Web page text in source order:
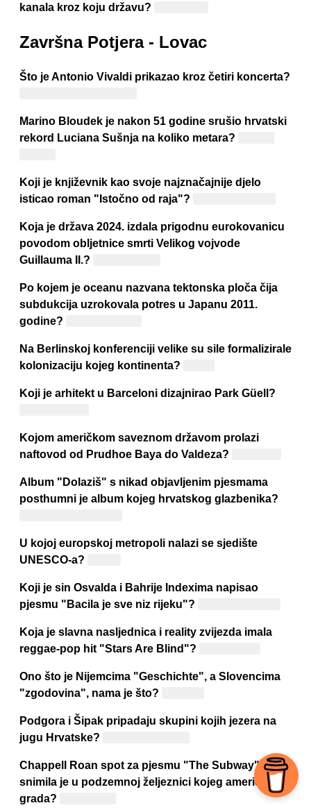
kanala kroz koju državu?
Završna Potjera - Lovac
Što je Antonio Vivaldi prikazao kroz četiri koncerta?
Marino Bloudek je nakon 51 godine srušio hrvatski
rekord Luciana Sušnja na koliko metara?
Koji je književnik kao svoje najznačajnije djelo
isticao roman "Istočno od raja"?
Koja je država 2024. izdala prigodnu eurokovanicu
povodom obljetnice smrti Velikog vojvode
Guillauma II.?
Po kojem je oceanu nazvana tektonska ploča čija
subdukcija uzrokovala potres u Japanu 2011.
godine?
Na Berlinskoj konferenciji velike su sile formalizirale
kolonizaciju kojeg kontinenta?
Koji je arhitekt u Barceloni dizajnirao Park Güell?
Kojom američkom saveznom državom prolazi
naftovod od Prudhoe Baya do Valdeza?
Album "Dolaziš" s nikad objavljenim pjesmama
posthumni je album kojeg hrvatskog glazbenika?
U kojoj europskoj metropoli nalazi se sjedište
UNESCO-a?
Koji je sin Osvalda i Bahrije Indexima napisao
pjesmu "Bacila je sve niz rijeku"?
Koja je slavna nasljednica i reality zvijezda imala
reggae-pop hit "Stars Are Blind"?
Ono što je Nijemcima "Geschichte", a Slovencima
"zgodovina", nama je što?
Podgora i Šipak pripadaju skupini kojih jezera na
jugu Hrvatske?
Chappell Roan spot za pjesmu "The Subway"
snimila je u podzemnoj željeznici kojeg američkog
grada?